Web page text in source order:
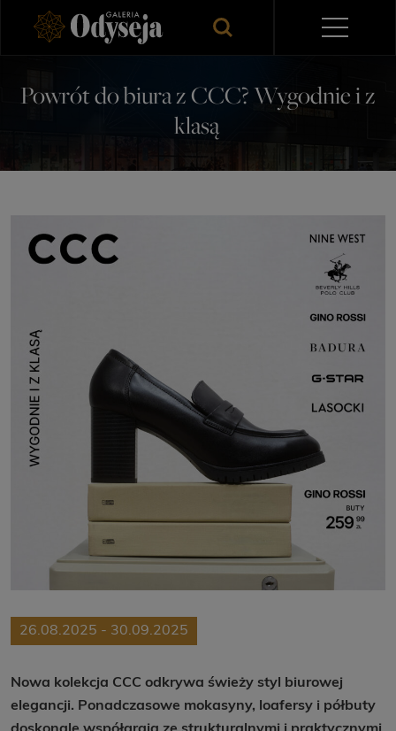
Powrót do biura z CCC? Wygodnie i z
klasą
26.08.2025 - 30.09.2025
Nowa kolekcja CCC odkrywa świeży styl biurowej
elegancji. Ponadczasowe mokasyny, loafersy i półbuty